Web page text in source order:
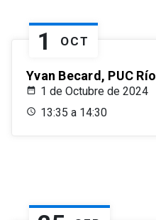
1 OCT
Yvan Becard, PUC Río
1 de Octubre de 2024
13:35 a 14:30